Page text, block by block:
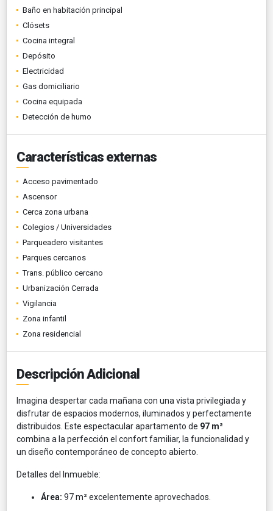
Baño en habitación principal
Clósets
Cocina integral
Depósito
Electricidad
Gas domiciliario
Cocina equipada
Detección de humo
Características externas
Acceso pavimentado
Ascensor
Cerca zona urbana
Colegios / Universidades
Parqueadero visitantes
Parques cercanos
Trans. público cercano
Urbanización Cerrada
Vigilancia
Zona infantil
Zona residencial
Descripción Adicional
Imagina despertar cada mañana con una vista privilegiada y
disfrutar de espacios modernos, iluminados y perfectamente
distribuidos. Este espectacular apartamento de 97 m²
combina a la perfección el confort familiar, la funcionalidad y
un diseño contemporáneo de concepto abierto.
Detalles del Inmueble:
Área: 97 m² excelentemente aprovechados.